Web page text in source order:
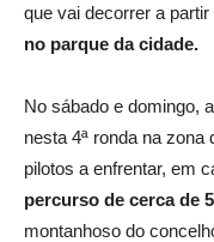
que vai decorrer a partir
no parque da cidade.
No sábado e domingo,
nesta 4ª ronda na zona
pilotos a enfrentar, em
percurso de cerca de
montanhoso do